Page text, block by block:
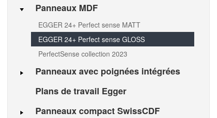
Panneaux MDF
EGGER 24+ Perfect sense MATT
EGGER 24+ Perfect sense GLOSS
PerfectSense collection 2023
Panneaux avec poignées intégrées
Plans de travail Egger
Panneaux compact SwissCDF